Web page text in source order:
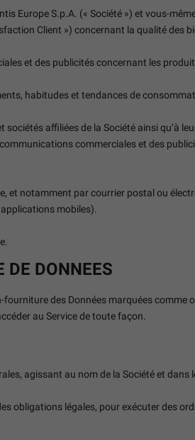
Europe S.p.A. (« Société ») et vous-
Client ») concernant la qualité des
et des publicités concernant les
habitudes et tendances de
affiliées de la Société ainsi qu’à
commerciales et des
notamment par courrier postal ou
mobiles).
DE DONNEES
des Données marquées comme
au Service de toute façon.
agissant au nom de la Société et
obligations légales, pour exécuter des